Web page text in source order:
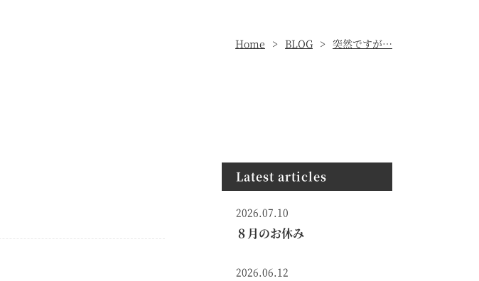
Home BLOG 突然ですが…
Latest articles
2026.07.10
８月のお休み
2026.06.12